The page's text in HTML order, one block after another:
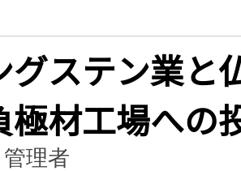
ステン業と
極材工場への
理者